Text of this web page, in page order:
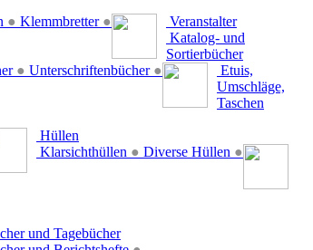
● Klemmbretter ● Veranstalter
Katalog- und
Sortierbücher
● Unterschriftenbücher ●
Etuis,
Umschläge,
Taschen
Hüllen
Klarsichthüllen ● Diverse Hüllen ●
und Tagebücher